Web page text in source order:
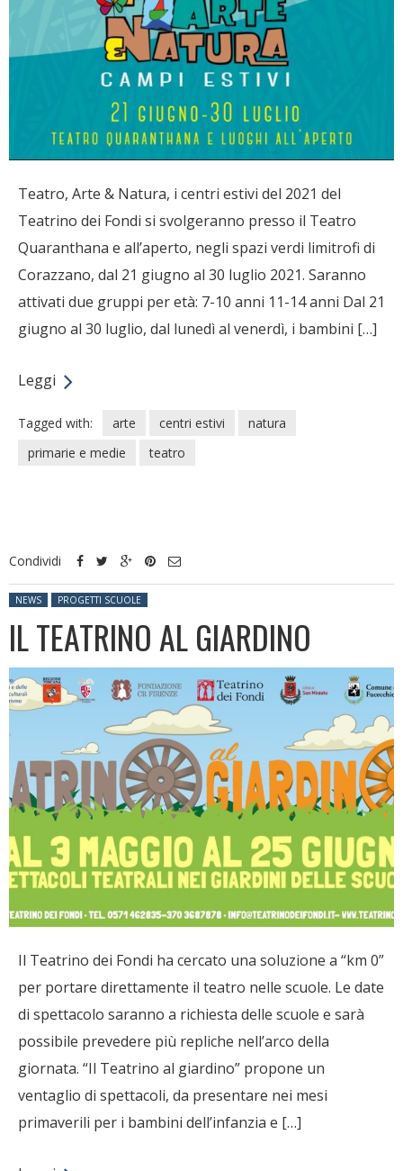
Teatro, Arte & Natura, i centri estivi del 2021 del
Teatrino dei Fondi si svolgeranno presso il Teatro
Quaranthana e all’aperto, negli spazi verdi limitrofi di
Corazzano, dal 21 giugno al 30 luglio 2021. Saranno
attivati due gruppi per età: 7-10 anni 11-14 anni Dal 21
giugno al 30 luglio, dal lunedì al venerdì, i bambini […]
Leggi
Tagged with: arte centri estivi
natura
primarie e medie
teatro
Condividi
Posted in:
NEWS PROGETTI SCUOLE
IL TEATRINO AL GIARDINO
Il Teatrino dei Fondi ha cercato una soluzione a “km 0”
per portare direttamente il teatro nelle scuole. Le date
di spettacolo saranno a richiesta delle scuole e sarà
possibile prevedere più repliche nell’arco della
giornata. “Il Teatrino al giardino” propone un
ventaglio di spettacoli, da presentare nei mesi
primaverili per i bambini dell’infanzia e […]